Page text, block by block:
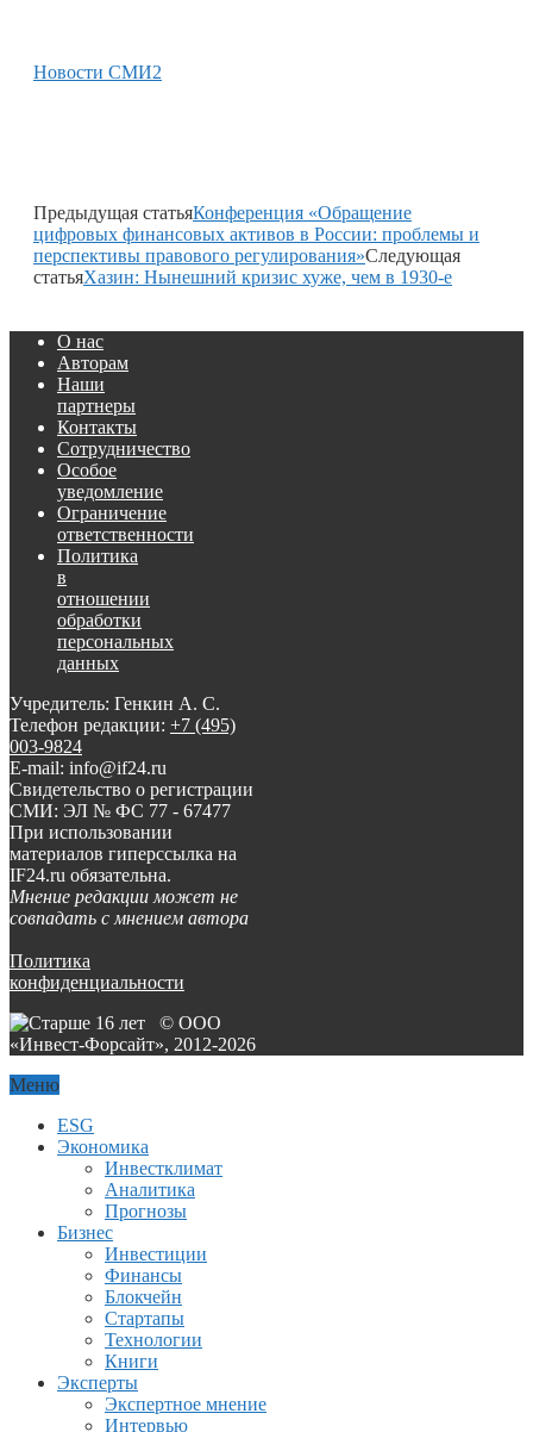
Новости СМИ2
Предыдущая статьяКонференция «Обращение
цифровых финансовых активов в России: проблемы и
перспективы правового регулирования»Следующая
статьяХазин: Нынешний кризис хуже, чем в 1930-е
О нас
Авторам
Наши
партнеры
Контакты
Сотрудничество
Особое
уведомление
Ограничение
ответственности
Политика
в
отношении
обработки
персональных
данных
Учредитель: Генкин А. С.
Телефон редакции: +7 (495)
003-9824
E-mail: info@if24.ru
Свидетельство о регистрации
СМИ: ЭЛ № ФС 77 - 67477
При использовании
материалов гиперссылка на
IF24.ru обязательна.
Мнение редакции может не
совпадать с мнением автора
Политика
конфиденциальности
© ООО
«Инвест-Форсайт», 2012-2026
Меню
ESG
Экономика
Инвестклимат
Аналитика
Прогнозы
Бизнес
Инвестиции
Финансы
Блокчейн
Стартапы
Технологии
Книги
Эксперты
Экспертное мнение
Интервью